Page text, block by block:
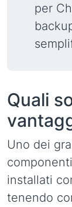
per
Quali
Uno dei
installati
tenendo